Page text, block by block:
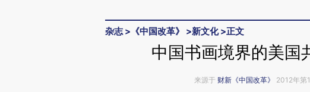
杂志> 《中国改革》 >新文化>正文
中国书画境界的美
来源于 财新《中国改革》 2012年第